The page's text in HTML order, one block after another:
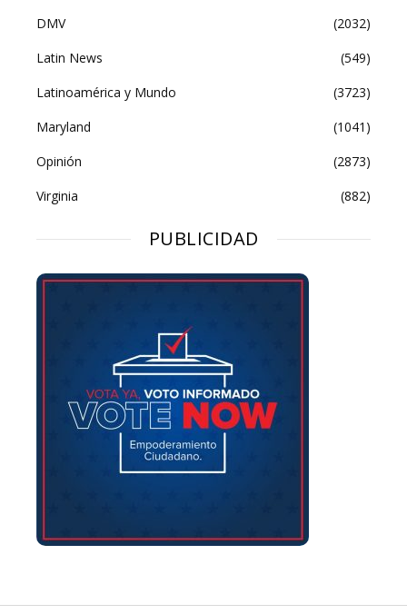
DMV
(2032)
Latin News
(549)
Latinoamérica y Mundo
(3723)
Maryland
(1041)
Opinión
(2873)
Virginia
(882)
PUBLICIDAD